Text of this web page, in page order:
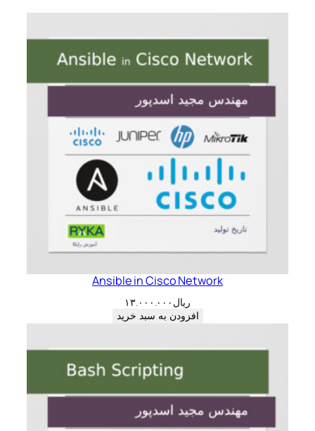
Ansible in Cisco Network
ریال ۱۳.۰۰۰.۰۰۰
افزودن به سبد خرید